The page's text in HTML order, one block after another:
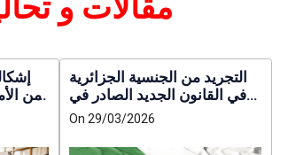
التجريد من الجنسية الجزائرية
في القانون الجديد الصادر في
2026
On 29/03/2026